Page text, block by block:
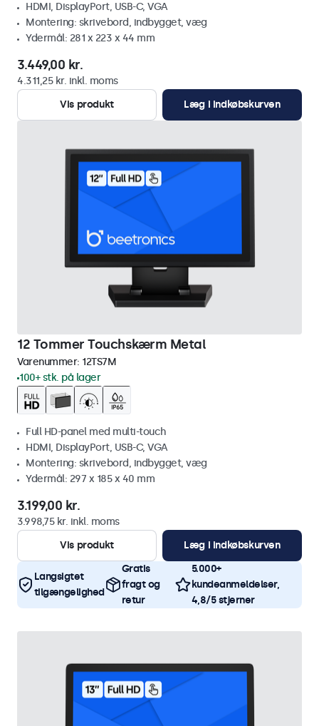
HDMI, DisplayPort, USB-C, VGA
Montering: skrivebord, indbygget, væg
Ydermål: 281 x 223 x 44 mm
3.449,00 kr.
4.311,25 kr. inkl. moms
Vis produkt
Læg i indkøbskurven
12 Tommer Touchskærm Metal
Varenummer: 12TS7M
100+ stk. på lager
Full HD-panel med multi-touch
HDMI, DisplayPort, USB-C, VGA
Montering: skrivebord, indbygget, væg
Ydermål: 297 x 185 x 40 mm
3.199,00 kr.
3.998,75 kr. inkl. moms
Vis produkt
Læg i indkøbskurven
Langsigtet
tilgængelighed
Gratis
fragt og
retur
5.000+
kundeanmeldelser,
4,8/5 stjerner